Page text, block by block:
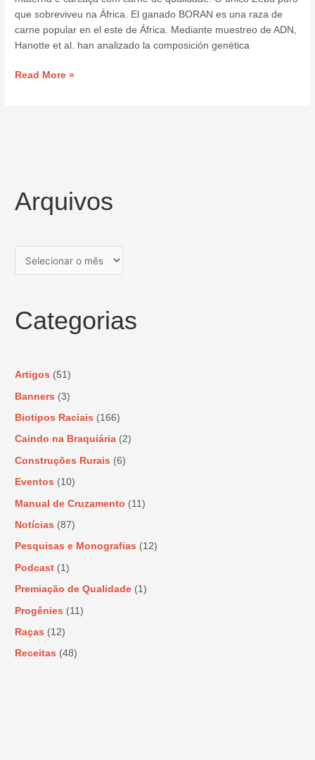
que sobreviveu na África. El ganado BORAN es una raza de
carne popular en el este de África. Mediante muestreo de ADN,
Hanotte et al. han analizado la composición genética
Read More »
Arquivos
Categorias
Artigos (51)
Banners (3)
Biotipos Raciais (166)
Caindo na Braquiária (2)
Construções Rurais (6)
Eventos (10)
Manual de Cruzamento (11)
Notícias (87)
Pesquisas e Monografias (12)
Podcast (1)
Premiação de Qualidade (1)
Progênies (11)
Raças (12)
Receitas (48)